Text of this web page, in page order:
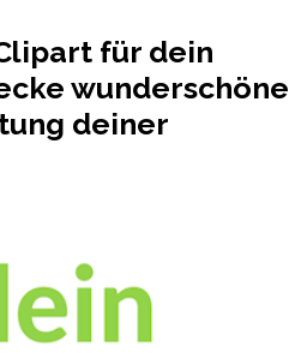
für dein
wunderschöne
deiner